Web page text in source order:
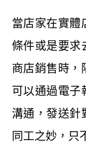
當店家在實體
條件或是要求
商店銷售時，
可以通過電子
溝通，發送針
同工之妙，只